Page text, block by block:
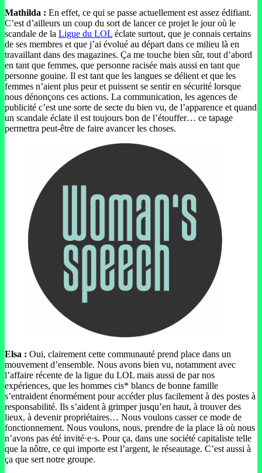
Mathilda : En effet, ce qui se passe actuellement est assez édifiant.
C’est d’ailleurs un coup du sort de lancer ce projet le jour où le
scandale de la Ligue du LOL éclate surtout, que je connais certains
de ses membres et que j’ai évolué au départ dans ce milieu là en
travaillant dans des magazines. Ça me touche bien sûr, tout d’abord
en tant que femmes, que personne racisée mais aussi en tant que
personne gouine. Il est tant que les langues se délient et que les
femmes n’aient plus peur et puissent se sentir en sécurité lorsque
nous dénonçons ces actions. La communication, les agences de
publicité c’est une sorte de secte du bien vu, de l’apparence et quand
un scandale éclate il est toujours bon de l’étouffer… ce tapage
permettra peut-être de faire avancer les choses.
Elsa : Oui, clairement cette communauté prend place dans un
mouvement d’ensemble. Nous avons bien vu, notamment avec
l’affaire récente de la ligue du LOL mais aussi de par nos
expériences, que les hommes cis* blancs de bonne famille
s’entraident énormément pour accéder plus facilement à des postes à
responsabilité. Ils s’aident à grimper jusqu’en haut, à trouver des
lieux, à devenir propriétaires… Nous voulons casser ce mode de
fonctionnement. Nous voulons, nous, prendre de la place là où nous
n’avons pas été invité·e·s. Pour ça, dans une société capitaliste telle
que la nôtre, ce qui importe est l’argent, le réseautage. C’est aussi à
ça que sert notre groupe.